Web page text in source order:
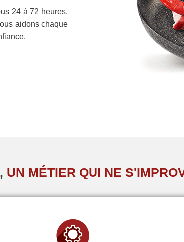
24 à 72 heures,
aidons chaque
UN MÉTIER QUI NE